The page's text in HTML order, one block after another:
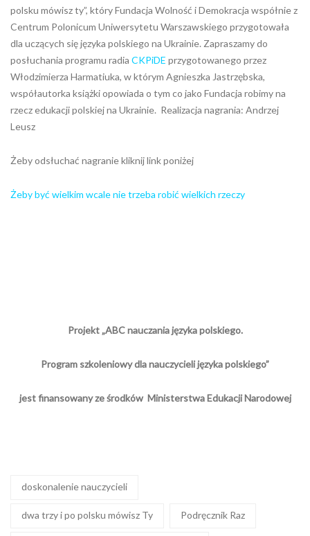
polsku mówisz ty”, który Fundacja Wolność i Demokracja współnie z
Centrum Polonicum Uniwersytetu Warszawskiego przygotowała
dla uczących się języka polskiego na Ukrainie. Zapraszamy do
posłuchania programu radia CKPiDE przygotowanego przez
Włodzimierza Harmatiuka, w którym Agnieszka Jastrzębska,
współautorka książki opowiada o tym co jako Fundacja robimy na
rzecz edukacji polskiej na Ukrainie. Realizacja nagrania: Andrzej
Leusz
Żeby odsłuchać nagranie kliknij link poniżej
Żeby być wielkim wcale nie trzeba robić wielkich rzeczy
Projekt „ABC nauczania języka polskiego.
Program szkoleniowy dla nauczycieli języka polskiego”
jest finansowany ze środków Ministerstwa Edukacji Narodowej
doskonalenie nauczycieli
dwa trzy i po polsku mówisz Ty Podręcznik Raz